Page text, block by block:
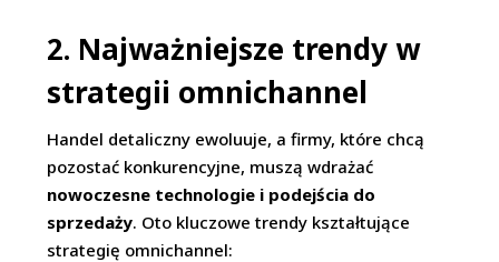
2. Najważniejsze trendy w
strategii omnichannel
Handel detaliczny ewoluuje, a firmy, które chcą
pozostać konkurencyjne, muszą wdrażać
nowoczesne technologie i podejścia do
sprzedaży. Oto kluczowe trendy kształtujące
strategię omnichannel: